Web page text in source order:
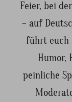
Feier, bei
– auf
führt euch
Humor,
peinliche